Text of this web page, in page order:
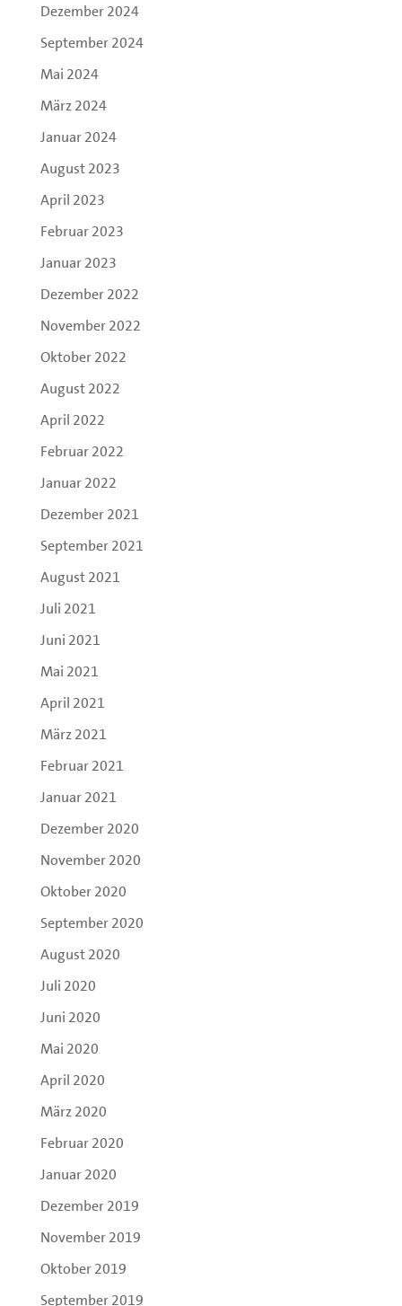
Dezember 2024
September 2024
Mai 2024
März 2024
Januar 2024
August 2023
April 2023
Februar 2023
Januar 2023
Dezember 2022
November 2022
Oktober 2022
August 2022
April 2022
Februar 2022
Januar 2022
Dezember 2021
September 2021
August 2021
Juli 2021
Juni 2021
Mai 2021
April 2021
März 2021
Februar 2021
Januar 2021
Dezember 2020
November 2020
Oktober 2020
September 2020
August 2020
Juli 2020
Juni 2020
Mai 2020
April 2020
März 2020
Februar 2020
Januar 2020
Dezember 2019
November 2019
Oktober 2019
September 2019